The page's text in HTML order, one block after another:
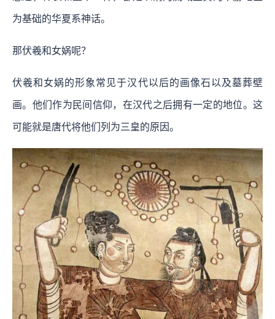
为基础的华夏系神话。
那伏羲和女娲呢？
伏羲和女娲的形象常见于汉代以后的画像石以及墓葬壁
画。他们作为民间信仰，在汉代之后拥有一定的地位。这
可能就是唐代将他们列为三皇的原因。